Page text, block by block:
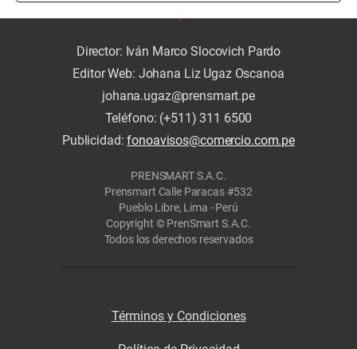
Director: Iván Marco Slocovich Pardo
Editor Web: Johana Liz Ugaz Oscanoa
johana.ugaz@prensmart.pe
Teléfono: (+511) 311 6500
Publicidad:fonoavisos@comercio.com.pe
PRENSMART S.A.C.
Prensmart Calle Paracas #532
Pueblo Libre, Lima - Perú
Copyright © PrenSmart S.A.C.
Todos los derechos reservados
Términos y Condiciones